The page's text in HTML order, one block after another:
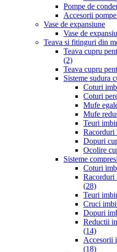
Pompe de
Accesorii pompe
Vase de expansiune
Vase de
Teava si fitinguri din
Teava cupru
(2)
Teava cupru
Sisteme sudura
Coturi
Coturi
Mufe
Mufe
Teuri
Racorduri
Dopuri
Ocolire
Sisteme
Coturi
Racorduri
(28)
Teuri
Cruci
Dopuri
Reductii
(14)
Accesorii
(18)